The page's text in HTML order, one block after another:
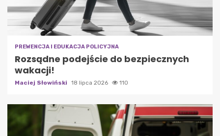
PREWENCJA I EDUKACJA POLICYJNA
Rozsądne podejście do bezpiecznych
wakacji!
Maciej Słowiński 18 lipca 2026 110